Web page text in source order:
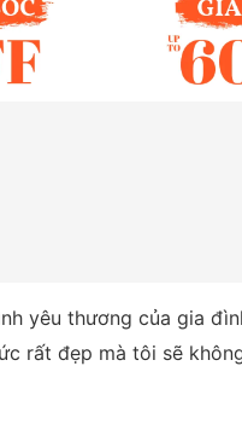
yêu thương của gia
rất đẹp mà tôi sẽ